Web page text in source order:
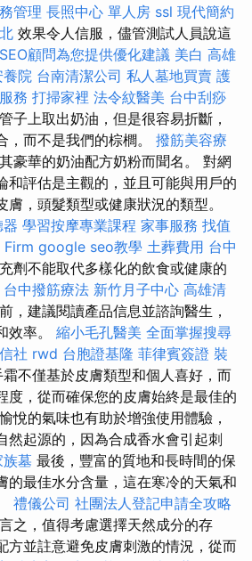
管理 長照中心 單人房 ssl 現代簡約
效果令人信服，儘管測試人員說這
顧問為您提供優化建議 美白 高雄
養院 台南清潔公司 私人墓地買賣 護
務 打掃家裡 法令紋醫美 台中刮痧
子上取出奶油，但是很容易折斷，
，而不是我們的棕櫚。 撥筋美容療
豪華的奶油​​配方奶粉而聞名。 對網
和評估是主觀的，並且可能與用戶的
，頭髮類型或健康狀況的類型。
學習按摩專業課程 家事服務 找值
google seo教學 土葬費用 台中
劑不能取代多樣化的飲食或健康的
台中撥筋療法 新竹月子中心 高雄清
，建議閱讀產品信息並諮詢醫生，
效率。 縮小毛孔醫美 全面掌握搜尋
社 rwd 台胞證基隆 菲律賓簽證 裝
不僅基於皮膚類型和個人喜好，而
度，從而確保您的皮膚始終是最佳的
悅的氣味也有助於增強使用體驗，
然起源的，因為合成香水會引起刺
族墓 最後，豐富的質地和長時間的保
的最佳水分含量，這在寒冷的天氣和
禮儀公司 社團法人登記申請全攻略
之，值得考慮選擇天然成分的存
方並註意避免皮膚刺激的情況，從而